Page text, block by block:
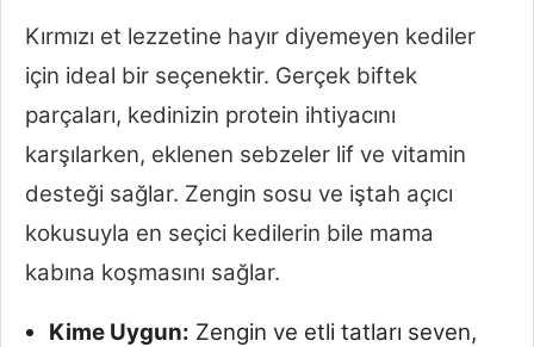
Kırmızı et lezzetine hayır diyemeyen kediler
için ideal bir seçenektir. Gerçek biftek
parçaları, kedinizin protein ihtiyacını
karşılarken, eklenen sebzeler lif ve vitamin
desteği sağlar. Zengin sosu ve iştah açıcı
kokusuyla en seçici kedilerin bile mama
kabına koşmasını sağlar.
Kime Uygun: Zengin ve etli tatları seven,